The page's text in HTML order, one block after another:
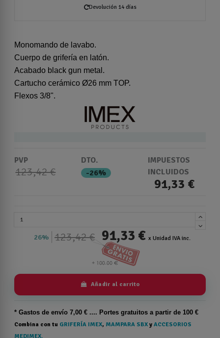
Devolución 14 días
Monomando de lavabo.
Cuerpo de grifería en latón.
Acabado black gun metal.
Cartucho cerámico Ø26 mm TOP.
Flexos 3/8".
PVP
123,42 €
DTO.
-26%
IMPUESTOS
INCLUIDOS
91,33 €
26% 123,42 € 91,33 € x Unidad IVA inc.
Añadir al carrito
* Gastos de envío 7,00 € .... Portes gratuitos a partir de 100 €
Combina con tu GRIFERÍA IMEX, MAMPARA SBX y ACCESORIOS
MEDIMEX.